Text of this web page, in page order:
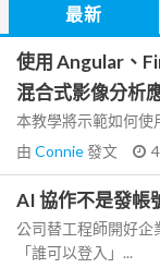
最新
使用 Angular、
混合式影像分析
本教學將示範如何使
由 Connie發文
AI 協作不是發帳
公司替工程師開好企
「誰可以登入」...